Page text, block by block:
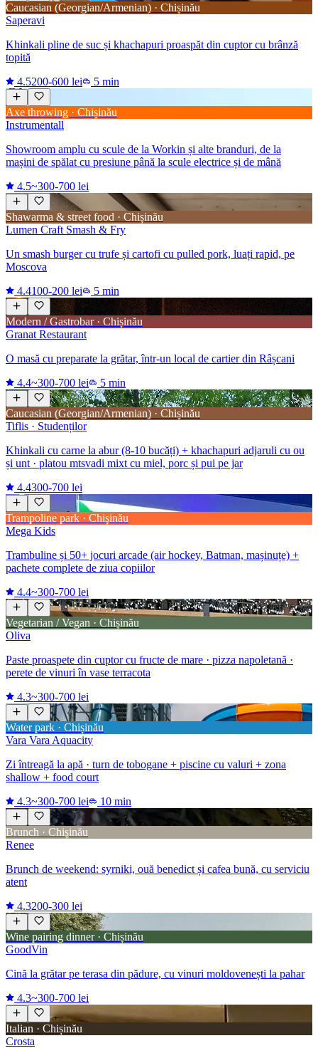
Caucasian (Georgian/Armenian) · Chișinău
Saperavi
Khinkali pline de suc și khachapuri proaspăt din cuptor cu brânză
topită
4.5200-600 lei 5 min
Axe throwing · Chișinău
Instrumentall
Showroom amplu cu scule de la Workin și alte branduri, de la
mașini de spălat cu presiune până la scule electrice și de mână
4.5~300-700 lei
Shawarma & street food · Chișinău
Lumen Craft Smash & Fry
Un smash burger cu trufe și cartofi cu pulled pork, luați rapid, pe
Moscova
4.4100-200 lei 5 min
Modern / Gastrobar · Chișinău
Granat Restaurant
O masă cu preparate la grătar, într-un local de cartier din Râșcani
4.4~300-700 lei 5 min
Caucasian (Georgian/Armenian) · Chișinău
Tiflis · Studenților
Khinkali cu carne la abur (8-10 bucăți) + khachapuri adjaruli cu ou
și unt · platou mtsvadi mixt cu miel, porc și pui pe jar
4.4300-700 lei
Trampoline park · Chișinău
Mega Kids
Trambuline și 50+ jocuri arcade (air hockey, Batman, mașinuțe) +
pachete complete de ziua copiilor
4.4~300-700 lei
Vegetarian / Vegan · Chișinău
Oliva
Paste proaspete din cuptor cu fructe de mare · pizza napoletană ·
perete de vinuri în vase terracota
4.3~300-700 lei
Water park · Chișinău
Vara Vara Aquacity
Zi întreagă la apă · turn de tobogane + piscine cu valuri + zona
shallow + food court
4.3~300-700 lei 10 min
Brunch · Chișinău
Renee
Brunch de weekend: syrniki, ouă benedict și cafea bună, cu serviciu
atent
4.3200-300 lei
Wine pairing dinner · Chișinău
GoodVin
Cină la grătar pe terasa din pădure, cu vinuri moldovenești la pahar
4.3~300-700 lei
Italian · Chișinău
Crosta